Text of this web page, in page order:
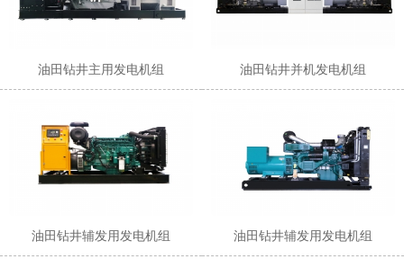
油田钻井主用发电机组 油田钻井并机发电机组
油田钻井辅发用发电机组 油田钻井辅发用发电机组